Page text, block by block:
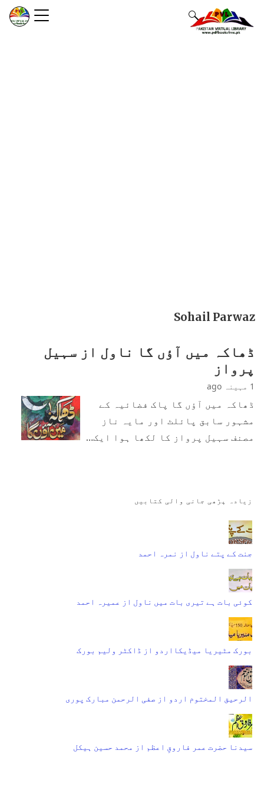
Sohail Parwaz
ڈھاکہ میں آؤں گا ناول از سہیل
پرواز
1 مہینہ ago
ڈھاکہ میں آؤں گا پاک فضائیہ کے
مشہور سابق پائلٹ اور مایہ ناز
مصنف سہیل پرواز کا لکھا ہوا ایک…
زیادہ پڑھی جانی والی کتابیں
جنت کے پتے ناول از نمرہ احمد
کوئی بات ہے تیری بات میں ناول از عمیرہ احمد
بورک مٹیریا میڈیکااردو از ڈاکٹر ولیم بورک
الرحیق المختوم اردو از صفی الرحمن مبارک پوری
سیدنا حضرت عمر فاروقِ اعظم از محمد حسین ہیکل